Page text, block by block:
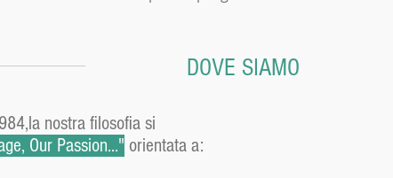
nostra filosofia si
Our Passion..." orientata a:
DOVE SIAMO